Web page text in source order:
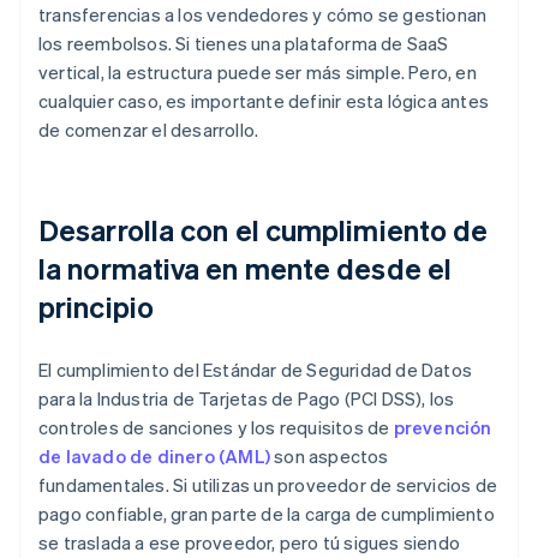
transferencias a los vendedores y cómo se gestionan
los reembolsos. Si tienes una plataforma de SaaS
vertical, la estructura puede ser más simple. Pero, en
cualquier caso, es importante definir esta lógica antes
de comenzar el desarrollo.
Desarrolla con el cumplimiento de
la normativa en mente desde el
principio
El cumplimiento del Estándar de Seguridad de Datos
para la Industria de Tarjetas de Pago (PCI DSS), los
controles de sanciones y los requisitos de prevención
de lavado de dinero (AML)son aspectos
fundamentales. Si utilizas un proveedor de servicios de
pago confiable, gran parte de la carga de cumplimiento
se traslada a ese proveedor, pero tú sigues siendo